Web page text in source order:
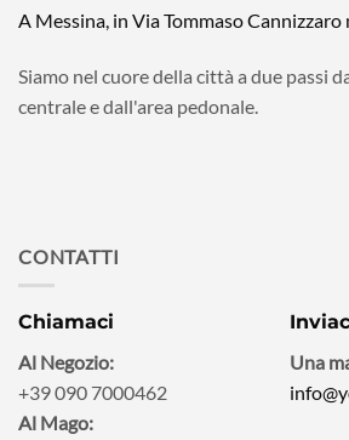
A Messina, in Via Tommaso
Siamo nel cuore della città a due passi
centrale e dall'area pedonale.
CONTATTI
Chiamaci
Al Negozio:
+39 090 7000462
Al Mago:
Una